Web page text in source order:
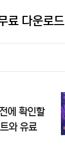
료 다운로드
에 확인할
와 유료